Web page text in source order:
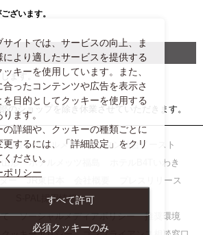
ざいます。
ます。
のショップを除き休業させていただきます。
仙台
ホテルメトロポリタン仙台イースト
形
ホテルメッツ福島
ホテルB4Tいわき
ー
JR東日本
プレスリリース
S-PAL採用情報
ソーシャルメディアポリシー
推奨環境
サイトでは、サービスの向上、ま
により適したサービスを提供する
ッキーを使用しています。また、
合ったコンテンツや広告を表示さ
を目的としてクッキーを使用する
ます。
の詳細や、クッキーの種類ごとに
更するには、「詳細設定」をクリ
ださい。
ポリシー
すべて許可
必須クッキーのみ